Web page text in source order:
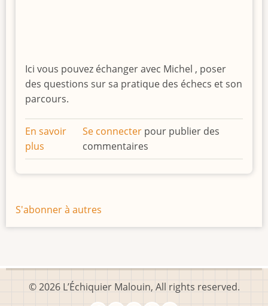
Ici vous pouvez échanger avec Michel , poser
des questions sur sa pratique des échecs et son
parcours.
En savoir
plus
Le
forum
Michel
Se connecterpour publier des
commentaires
S'abonner à autres
© 2026 L’Échiquier Malouin, All rights reserved.